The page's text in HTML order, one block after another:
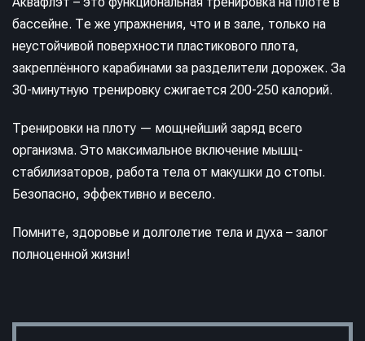
бассейне. Те же упражнения, что и в зале, только на
неустойчивой поверхности пластикового плота,
закреплённого карабинами за разделители дорожек. За
30-минутную тренировку сжигается 200-250 калорий.
Тренировки на плоту — мощнейший заряд всего
организма. Это максимальное включение мышц-
стабилизаторов, работа тела от макушки до стопы.
Безопасно, эффективно и весело.
Помните, здоровье и долголетие тела и духа – залог
полноценной жизни!